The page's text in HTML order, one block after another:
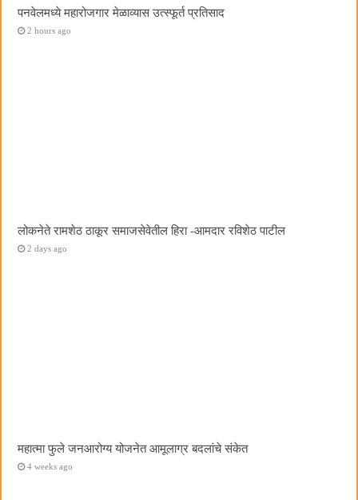
पनवेलमध्ये महारोजगार मेळाव्यास उत्स्फूर्त प्रतिसाद
2 hours ago
लोकनेते रामशेठ ठाकूर समाजसेवेतील हिरा -आमदार रविशेठ पाटील
2 days ago
महात्मा फुले जनआरोग्य योजनेत आमूलाग्र बदलांचे संकेत
4 weeks ago